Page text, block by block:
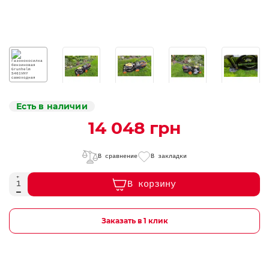
Есть в наличии
14 048 грн
В сравнение В закладки
В корзину
Заказать в 1 клик